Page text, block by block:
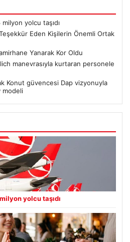
yolcu taşıdı
Eden Kişilerin Önemli Ortak
Yanarak Kor Oldu
manevrasıyla kurtaran personele
Konut güvencesi Dap vizyonuyla
modeli
yolcu taşıdı